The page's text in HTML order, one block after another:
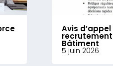
Avis
recrutement
Bâtiment
5 juin 2026